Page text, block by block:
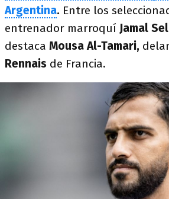
Argentina. Entre los
entrenador marroquí Jamal
destaca Mousa Al-Tamari,
Rennais de Francia.